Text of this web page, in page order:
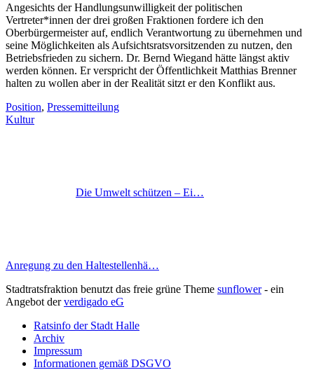
Angesichts der Handlungsunwilligkeit der politischen
Vertreter*innen der drei großen Fraktionen fordere ich den
Oberbürgermeister auf, endlich Verantwortung zu übernehmen und
seine Möglichkeiten als Aufsichtsratsvorsitzenden zu nutzen, den
Betriebsfrieden zu sichern. Dr. Bernd Wiegand hätte längst aktiv
werden können. Er verspricht der Öffentlichkeit Matthias Brenner
halten zu wollen aber in der Realität sitzt er den Konflikt aus.
Position, Pressemitteilung
Kultur
Die Umwelt schützen – Ei…
Anregung zu den Haltestellenhä…
Stadtratsfraktion benutzt das freie grüne Theme sunflower‐ ein
Angebot derverdigado eG
Ratsinfo der Stadt Halle
Archiv
Impressum
Informationen gemäß DSGVO